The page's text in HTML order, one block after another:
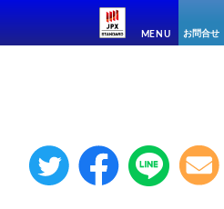
MENU お問合せ